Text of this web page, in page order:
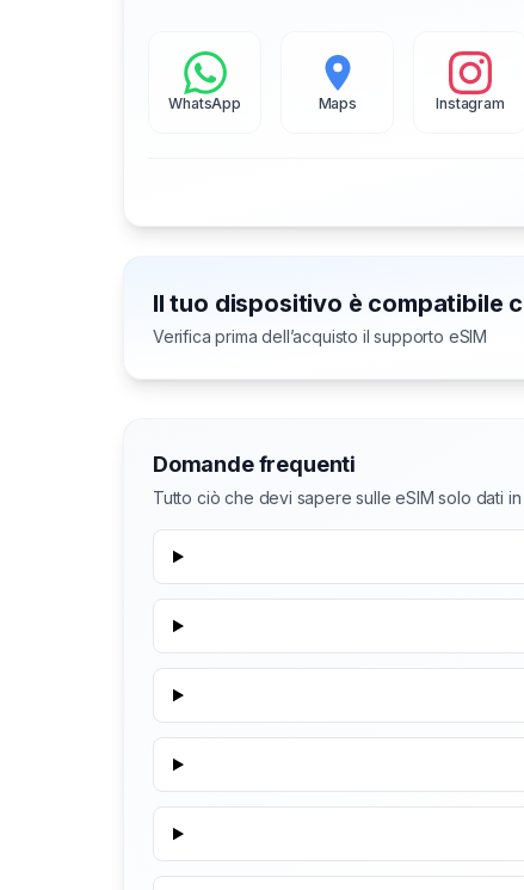
WhatsApp Maps Instagram
Il tuo dispositivo è compatibile
Verifica prima dell’acquisto il supporto eSIM
Domande frequenti
Tutto ciò che devi sapere sulle eSIM solo dati